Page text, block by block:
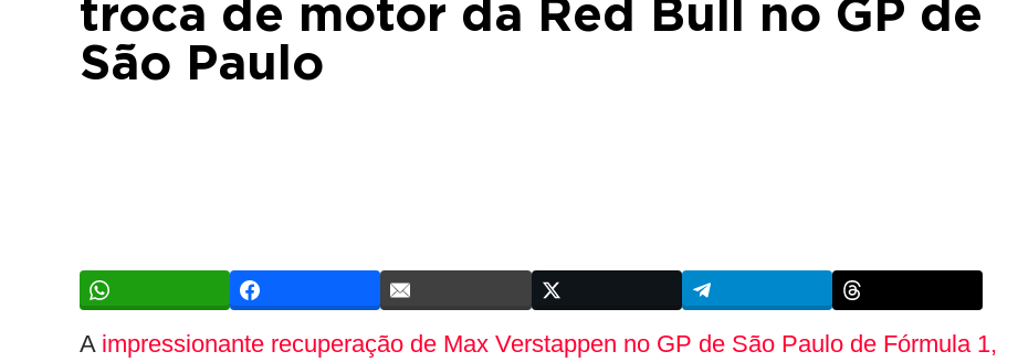
troca de motor da Red Bull no GP de
São Paulo
Aimpressionante recuperação de Max Verstappen no GP de São Paulo de Fórmula 1,